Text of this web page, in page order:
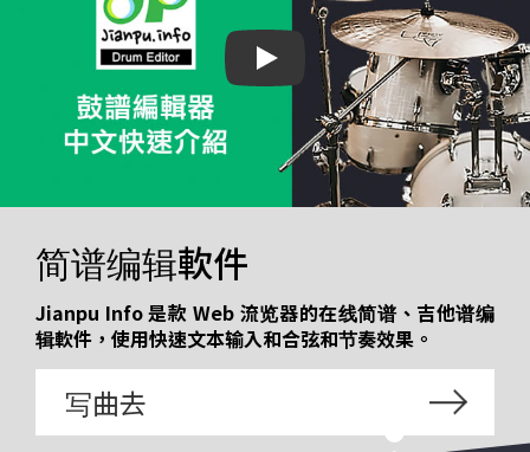
鼓譜編輯器 中文快速介紹
简谱编辑軟件
Jianpu Info 是款 Web 流览器的在线简谱、吉他谱编
辑軟件，使用快速文本输入和合弦和节奏效果。
写曲去